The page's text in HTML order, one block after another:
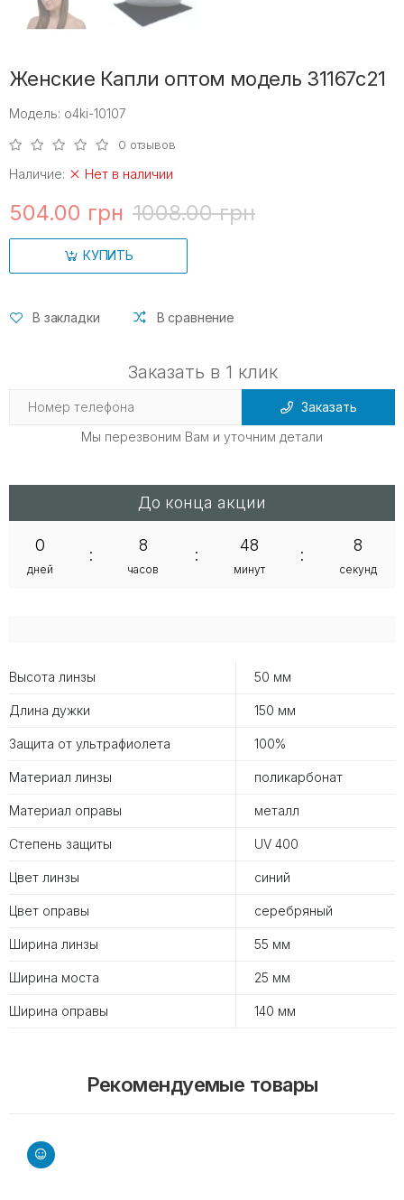
Высота линзы 50 мм
Длина дужки 150 мм
Защита от ультрафиолета 100%
Материал линзы поликарбонат
Материал оправы металл
Степень защиты UV 400
Цвет линзы синий
Цвет оправы серебряный
Ширина линзы 55 мм
Ширина моста 25 мм
Ширина оправы 140 мм
Женские Капли оптом модель 31167с21
Модель: o4ki-10107
0 отзывов
Наличие: Нет в наличии
504.00 грн 1008.00 грн
КУПИТЬ
В закладки В сравнение
Заказать в 1 клик
Заказать
Мы перезвоним Вам и уточним детали
До конца акции
0
дней
:
8
часов
:
48
минут
:
8
секунд
Рекомендуемые товары